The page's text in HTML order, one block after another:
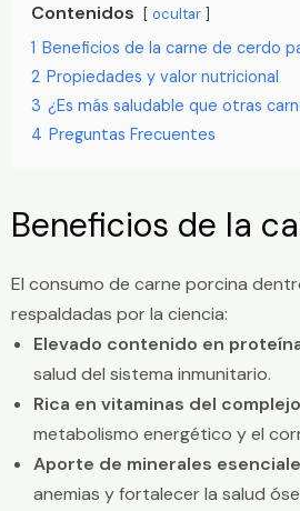
Contenidos ocultar
1 Beneficios de la carne de cerdo
2 Propiedades y valor nutricional
3 ¿Es más saludable que otras
4 Preguntas Frecuentes
Beneficios de la
El consumo de carne porcina
respaldadas por la ciencia:
Elevado contenido en
salud del sistema inmunitario.
Rica en vitaminas del
metabolismo energético y el
Aporte de minerales
anemias y fortalecer la salud